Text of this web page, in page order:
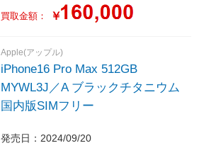
買取金額： ￥
Apple(アップル)
iPhone16 Pro Max 512GB
MYWL3J／A ブラックチタニウム
国内版SIMフリー
発売日：2024/09/20